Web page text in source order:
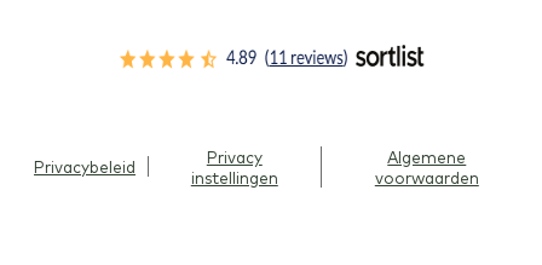
Privacybeleid
Privacy
instellingen
Algemene
voorwaarden